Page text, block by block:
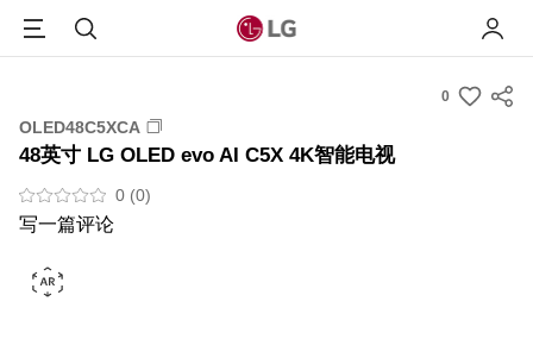
搜索 我的
0
s
OLED48C5XCA
48英寸 LG OLED evo AI C5X 4K智能电视
0 (0)
写一篇评论